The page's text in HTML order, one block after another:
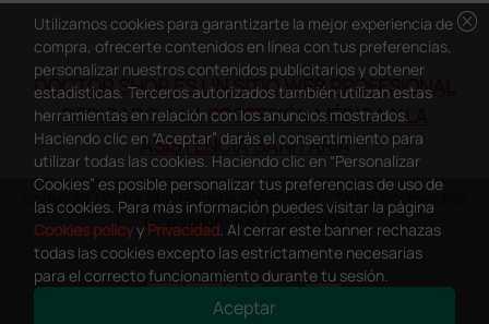
DOCTOR SHOP ES UN SITIO WEB PROFESIONAL
DEDICADO A LA PROFESIÓN MÉDICA Y LA
ASISTENCIA SANITARIA
Copyright Doctor Shop España 2005-2026 - Todos los derechos
reservados - NIF.: B66341298
cancel
Utilizamos cookies para garantizarte la mejor experiencia de
compra, ofrecerte contenidos en línea con tus preferencias,
personalizar nuestros contenidos publicitarios y obtener
estadísticas. Terceros autorizados también utilizan estas
herramientas en relación con los anuncios mostrados.
Haciendo clic en “Aceptar” darás el consentimiento para
utilizar todas las cookies. Haciendo clic en “Personalizar
Cookies” es posible personalizar tus preferencias de uso de
las cookies. Para más información puedes visitar la página
Cookies policyy Privacidad. Al cerrar este banner rechazas
todas las cookies excepto las estrictamente necesarias
para el correcto funcionamiento durante tu sesión.
Aceptar